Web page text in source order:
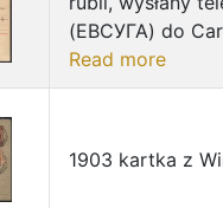
(ЕВСУГА) do
Read more
1903 kartka z